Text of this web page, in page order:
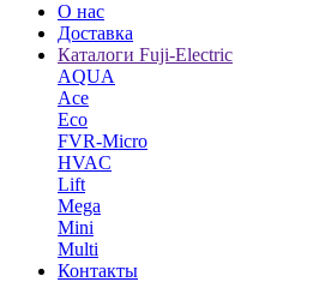
О нас
Доставка
Каталоги Fuji-Electric
AQUA
Ace
Eco
FVR-Micro
HVAC
Lift
Mega
Mini
Multi
Контакты